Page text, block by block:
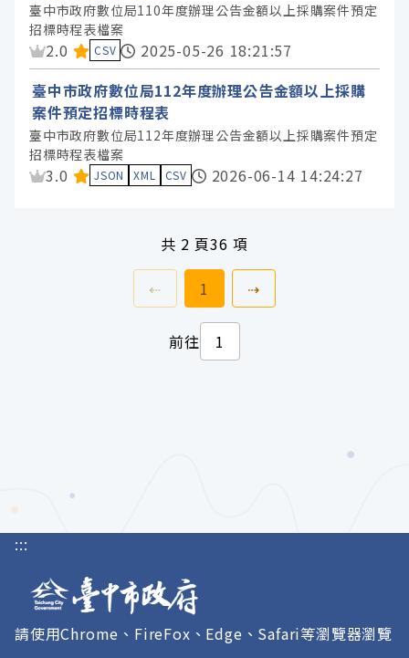
臺中市政府數位局110年度辦理公告金額以上採購案件預定
招標時程表檔案
資料集評分：
2.0 CSV
2025-05-26 18:21:57
臺中市政府數位局112年度辦理公告金額以上採購
案件預定招標時程表
臺中市政府數位局112年度辦理公告金額以上採購案件預定
招標時程表檔案
資料集評分：
3.0 JSON XML CSV 2026-06-14 14:24:27
共 2 頁36 項
⇠ 上一頁前往
1 ⇢下一頁
前往
:::
請使用Chrome、FireFox、Edge、Safari等瀏覽器瀏覽